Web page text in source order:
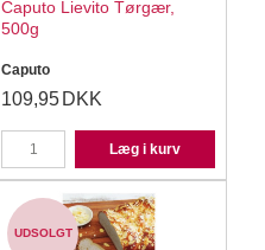
Caputo Lievito Tørgær,
500g
Caputo
109,95 DKK
Læg i kurv
UDSOLGT